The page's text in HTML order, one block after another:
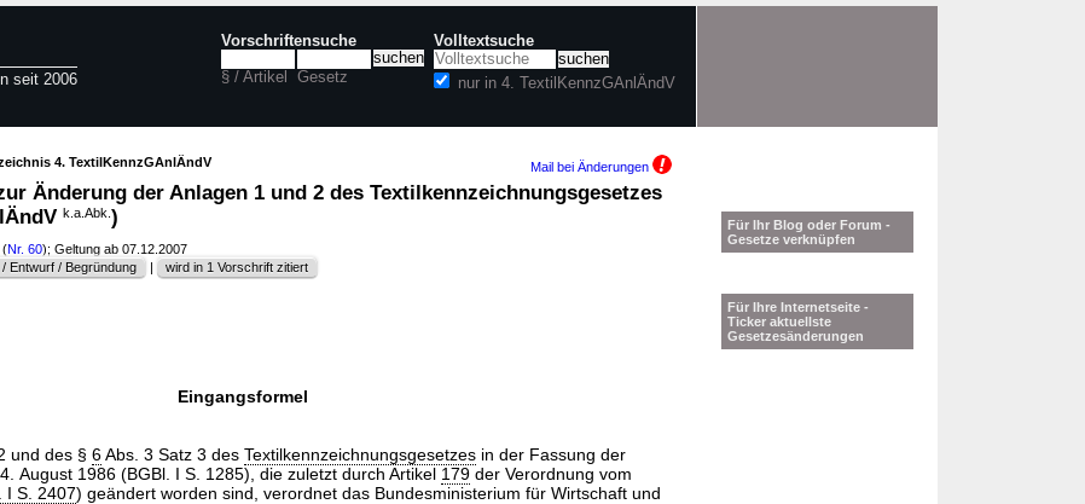
seit 2006
Vorschriftensuche
§ / Artikel Gesetz
Volltextsuche
nur in 4. TextilKennzGAnlÄndV
4. TextilKennzGAnlÄndV Mail bei Änderungen
Änderung der Anlagen 1 und 2 des Textilkennzeichnungsgesetzes
k.a.Abk. )
(Nr. 60); Geltung ab 07.12.2007
Entwurf / Begründung | wird in 1 Vorschrift zitiert
Eingangsformel
und des § 6Abs. 3 Satz 3 des Textilkennzeichnungsgesetzes in der Fassung der
August 1986 (BGBl. I S. 1285), die zuletzt durch Artikel 179 der Verordnung vom
I S. 2407) geändert worden sind, verordnet das Bundesministerium für Wirtschaft und
Für Ihr Blog oder Forum -
Gesetze verknüpfen
Für Ihre Internetseite -
Ticker aktuellste
Gesetzesänderungen